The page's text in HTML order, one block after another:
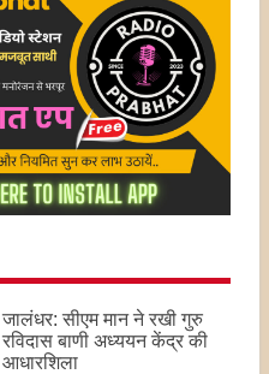
जालंधर: सीएम मान ने रखी गुरु
रविदास बाणी अध्ययन केंद्र की
आधारशिला